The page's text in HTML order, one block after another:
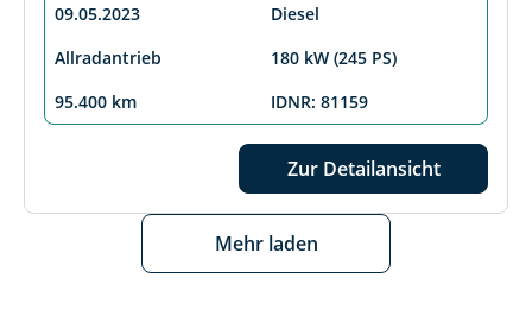
09.05.2023
Diesel
Allradantrieb
180 kW (245 PS)
95.400 km
IDNR: 81159
Zur Detailansicht
Mehr laden